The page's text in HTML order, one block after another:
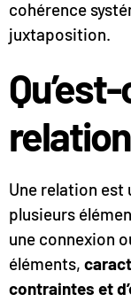
cohérence
juxtaposition.
Une relation est
plusieurs
une connexion
éléments,
contraintes et